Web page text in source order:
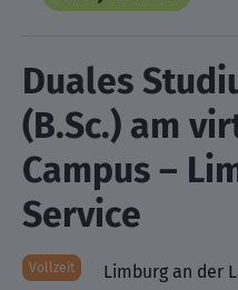
Duales
(B.Sc.) am
Campus –
Service
Vollzeit
Limburg an der